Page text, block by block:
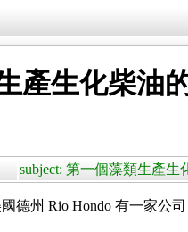
產生化柴油
subject: 第一個藻類生產
德州 Rio Hondo 有一家公司